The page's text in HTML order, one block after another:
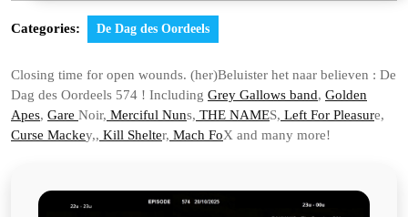
Categories: De Dag des Oordeels
Closing time for open wounds. (her)Beluister het naar believen : De
Dag des Oordeels 574 ! Including Grey Gallows band, Golden
Apes, Gare Noir, Merciful Nuns, THE NAMES, Left For Pleasure,
Curse Mackey,, Kill Shelter, Mach FoX and many more!